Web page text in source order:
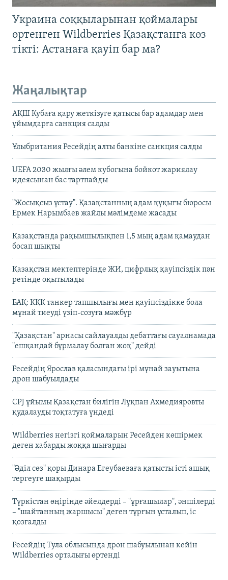
Украина соққыларынан қоймалары
өртенген Wildberries Қазақстанға көз
тікті: Астанаға қауіп бар ма?
Жаңалықтар
АҚШ Кубаға қару жеткізуге қатысы бар адамдар мен
ұйымдарға санкция салды
Ұлыбритания Ресейдің алты банкіне санкция салды
UEFA 2030 жылғы әлем кубогына бойкот жариялау
идеясынан бас тартпайды
"Жосықсыз ұстау". Қазақстанның адам құқығы бюросы
Ермек Нарымбаев жайлы мәлімдеме жасады
Қазақстанда рақымшылықпен 1,5 мың адам қамаудан
босап шықты
Қазақстан мектептерінде ЖИ, цифрлық қауіпсіздік пән
ретінде оқытылады
БАҚ: КҚК танкер тапшылығы мен қауіпсіздікке бола
мұнай тиеуді үзіп-созуға мәжбүр
"Қазақстан" арнасы сайлауалды дебаттағы сауалнамада
"ешқандай бұрмалау болған жоқ" дейді
Ресейдің Ярослав қаласындағы ірі мұнай зауытына
дрон шабуылдады
CPJ ұйымы Қазақстан билігін Лұқпан Ахмедияровты
қудалауды тоқтатуға үндеді
Wildberries негізгі қоймаларын Ресейден көшірмек
деген хабарды жоққа шығарды
"Әділ сөз" қоры Динара Егеубаеваға қатысты істі ашық
тергеуге шақырды
Түркістан өңірінде әйелдерді – "ұрғашылар", әншілерді
– "шайтанның жаршысы" деген тұрғын ұсталып, іс
қозғалды
Ресейдің Тула облысында дрон шабуылынан кейін
Wildberries орталығы өртенді